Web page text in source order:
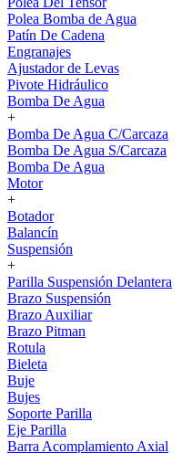
Polea Bomba de Agua
Patín De Cadena
Engranajes
Ajustador de Levas
Pivote Hidráulico
Bomba De Agua
+
Bomba De Agua C/Carcaza
Bomba De Agua S/Carcaza
Bomba De Agua
Motor
+
Botador
Balancín
Suspensión
+
Parilla Suspensión Delantera
Brazo Suspensión
Brazo Auxiliar
Brazo Pitman
Rotula
Bieleta
Buje
Bujes
Soporte Parilla
Eje Parilla
Barra Acomplamiento Axial